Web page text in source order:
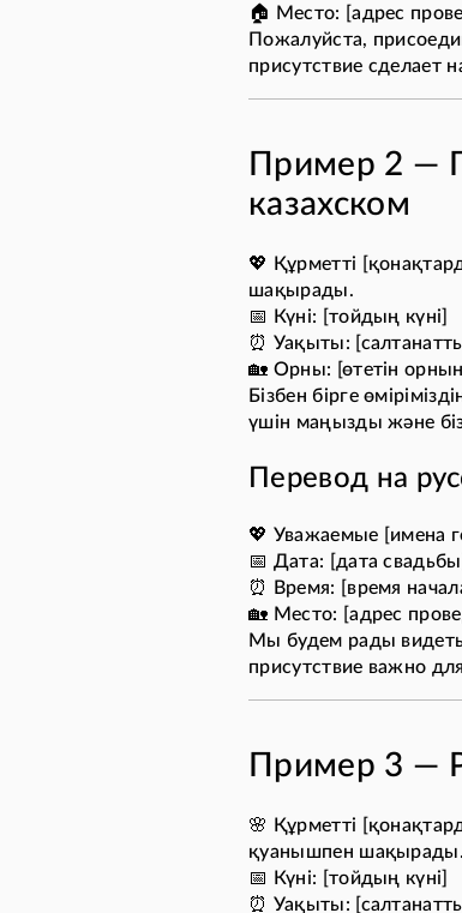
🏠 Место: [адрес
Пожалуйста,
присутствие сделает
Пример 2 —
казахском
💖 Құрметті
шақырады.
📅 Күні: [тойдың күні]
⏰ Уақыты:
🏡 Орны: [өтетін
Бізбен бірге
үшін маңызды және біз
Перевод на
💖 Уважаемые [имена
📅 Дата: [дата свадьбы]
⏰ Время: [время
🏡 Место: [адрес
Мы будем рады видеть
присутствие важно
Пример 3 —
🌸 Құрметті
қуанышпен шақырады.
📅 Күні: [тойдың күні]
⏰ Уақыты: